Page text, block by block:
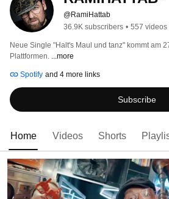
@RamiHattab
36.9K subscribers • 557 videos
Neue Single "Halt's Maul und tanz" kommt am
Plattformen. ...more
Spotify and 4 more links
Subscribe
Home Videos Shorts